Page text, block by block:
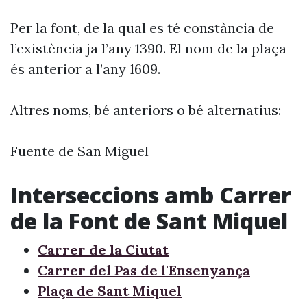
Per la font, de la qual es té constància de
l’existència ja l’any 1390. El nom de la plaça
és anterior a l’any 1609.
Altres noms, bé anteriors o bé alternatius:
Fuente de San Miguel
Interseccions amb Carrer
de la Font de Sant Miquel
Carrer de la Ciutat
Carrer del Pas de l'Ensenyança
Plaça de Sant Miquel